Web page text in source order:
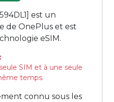
est un
de OnePlus et est
eSIM.
SIM et à une seule
temps.
connu sous les